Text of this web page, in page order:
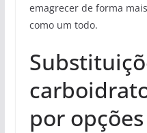
emagrecer de forma
como um todo.
por